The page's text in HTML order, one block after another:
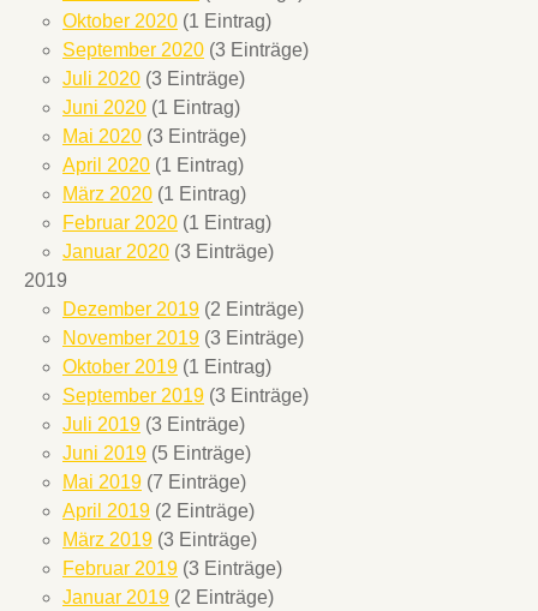
Oktober 2020 (1 Eintrag)
September 2020 (3 Einträge)
Juli 2020 (3 Einträge)
Juni 2020 (1 Eintrag)
Mai 2020 (3 Einträge)
April 2020 (1 Eintrag)
März 2020 (1 Eintrag)
Februar 2020 (1 Eintrag)
Januar 2020 (3 Einträge)
2019
Dezember 2019 (2 Einträge)
November 2019 (3 Einträge)
Oktober 2019 (1 Eintrag)
September 2019 (3 Einträge)
Juli 2019 (3 Einträge)
Juni 2019 (5 Einträge)
Mai 2019 (7 Einträge)
April 2019 (2 Einträge)
März 2019 (3 Einträge)
Februar 2019 (3 Einträge)
Januar 2019 (2 Einträge)